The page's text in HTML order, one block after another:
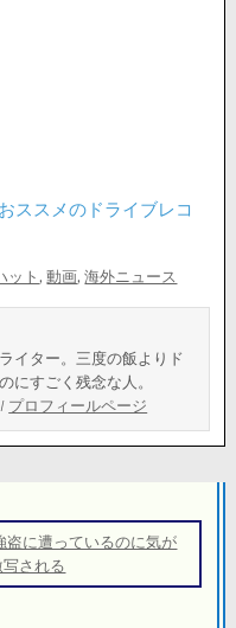
ススメのドライブレコ
ット ,動画,海外ニュース
イター。三度の飯よりド
にすごく残念な人。
/ プロフィールページ
に遭っているのに気が
される